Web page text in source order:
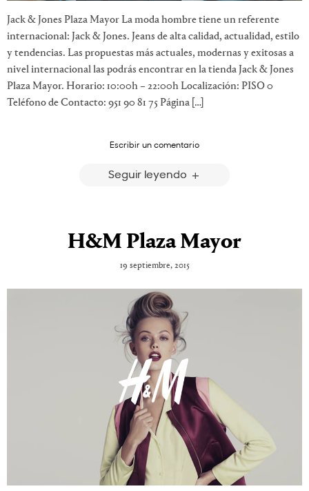
Jack & Jones Plaza Mayor La moda hombre tiene un referente
internacional: Jack & Jones. Jeans de alta calidad, actualidad, estilo
y tendencias. Las propuestas más actuales, modernas y exitosas a
nivel internacional las podrás encontrar en la tienda Jack & Jones
Plaza Mayor. Horario: 10:00h – 22:00h Localización: PISO 0
Teléfono de Contacto: 951 90 81 75 Página […]
Escribir un comentario
Seguir leyendo
H&M Plaza Mayor
19 septiembre, 2015